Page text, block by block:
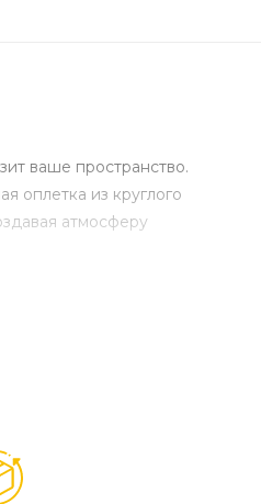
ваше пространство.
оплетка из круглого
атмосферу